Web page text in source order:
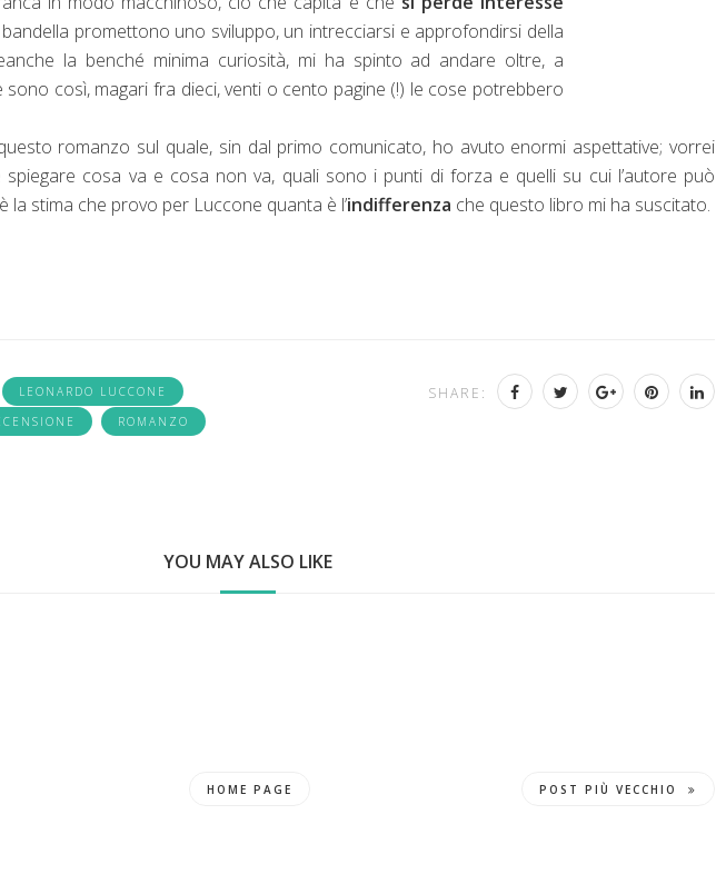
promettono uno sviluppo, un intrecciarsi e approfondirsi della
la benché minima curiosità, mi ha spinto ad andare oltre, a
così, magari fra dieci, venti o cento pagine (!) le cose potrebbero
romanzo sul quale, sin dal primo comunicato, ho avuto enormi aspettative; vorrei
cosa va e cosa non va, quali sono i punti di forza e quelli su cui l’autore può
la stima che provo per Luccone quanta è l’indifferenza che questo libro mi ha suscitato.
LEONARDO LUCCONE
ROMANZO
SHARE:
YOU MAY ALSO LIKE
HOME PAGE POST PIÙ VECCHIO